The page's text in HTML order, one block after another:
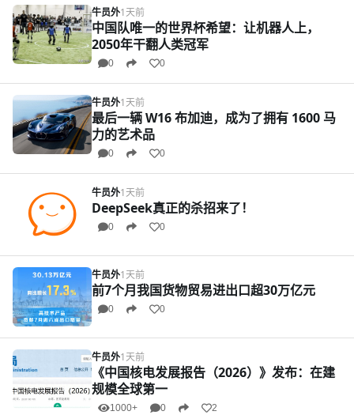
牛员外1天前
中国队唯一的世界杯希望：让机器人上，
2050年干翻人类冠军
0 0
牛员外1天前
最后一辆 W16 布加迪，成为了拥有 1600 马
力的艺术品
0 0
牛员外1天前
DeepSeek真正的杀招来了！
0 0
牛员外1天前
前7个月我国货物贸易进出口超30万亿元
0 0
牛员外1天前
《中国核电发展报告（2026）》发布：在建
规模全球第一
1000+ 0 2